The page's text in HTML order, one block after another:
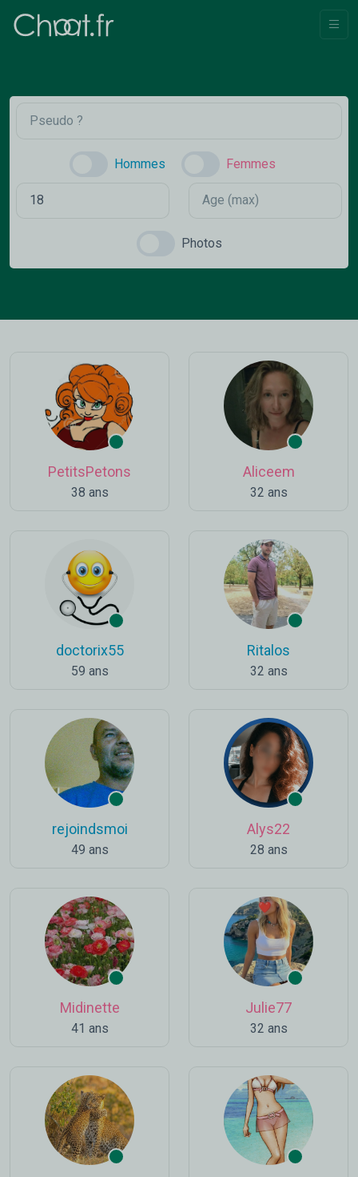
Hommes Femmes
Photos
PetitsPetons
38 ans
Aliceem
32 ans
doctorix55
59 ans
Ritalos
32 ans
rejoindsmoi
49 ans
Alys22
28 ans
Midinette
41 ans
Julie77
32 ans